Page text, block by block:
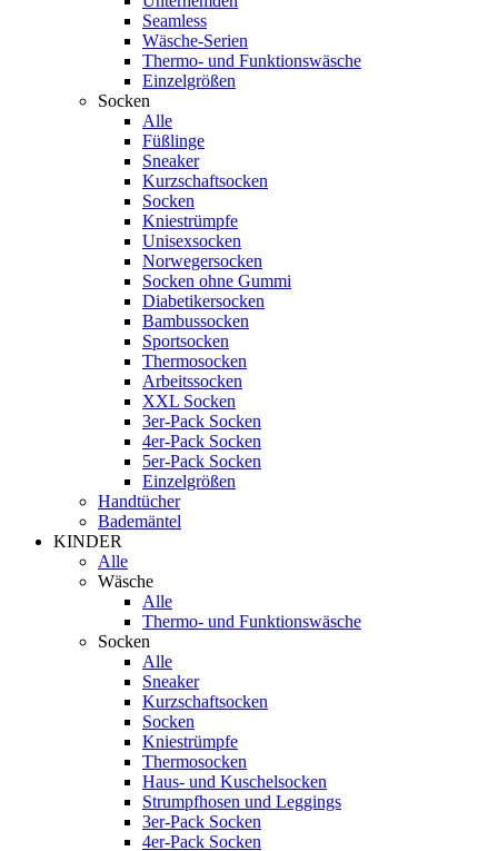
Seamless
Wäsche-Serien
Thermo- und Funktionswäsche
Einzelgrößen
Socken
Alle
Füßlinge
Sneaker
Kurzschaftsocken
Socken
Kniestrümpfe
Unisexsocken
Norwegersocken
Socken ohne Gummi
Diabetikersocken
Bambussocken
Sportsocken
Thermosocken
Arbeitssocken
XXL Socken
3er-Pack Socken
4er-Pack Socken
5er-Pack Socken
Einzelgrößen
Handtücher
Bademäntel
KINDER
Alle
Wäsche
Alle
Thermo- und Funktionswäsche
Socken
Alle
Sneaker
Kurzschaftsocken
Socken
Kniestrümpfe
Thermosocken
Haus- und Kuschelsocken
Strumpfhosen und Leggings
3er-Pack Socken
4er-Pack Socken